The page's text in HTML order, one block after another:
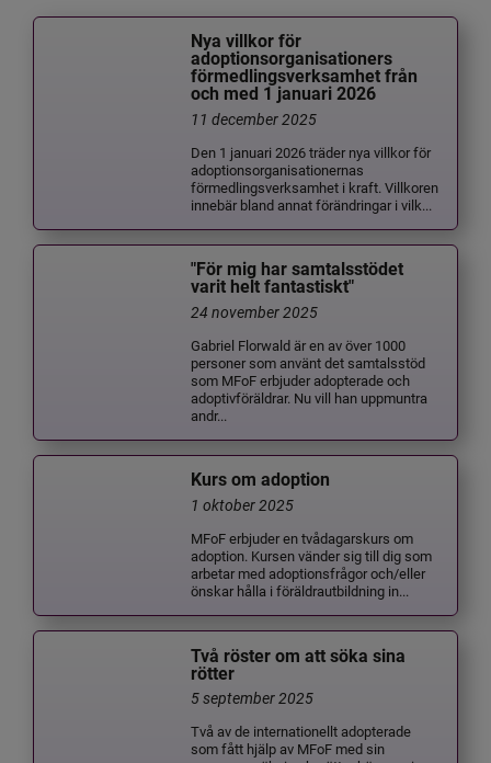
Nya villkor för
adoptionsorganisationers
förmedlingsverksamhet från
och med 1 januari 2026
11 december 2025
Den 1 januari 2026 träder nya villkor för
adoptionsorganisationernas
förmedlingsverksamhet i kraft. Villkoren
innebär bland annat förändringar i vilk...
"För mig har samtalsstödet
varit helt fantastiskt"
24 november 2025
Gabriel Florwald är en av över 1000
personer som använt det samtalsstöd
som MFoF erbjuder adopterade och
adoptivföräldrar. Nu vill han uppmuntra
andr...
Kurs om adoption
1 oktober 2025
MFoF erbjuder en tvådagarskurs om
adoption. Kursen vänder sig till dig som
arbetar med adoptionsfrågor och/eller
önskar hålla i föräldrautbildning in...
Två röster om att söka sina
rötter
5 september 2025
Två av de internationellt adopterade
som fått hjälp av MFoF med sin